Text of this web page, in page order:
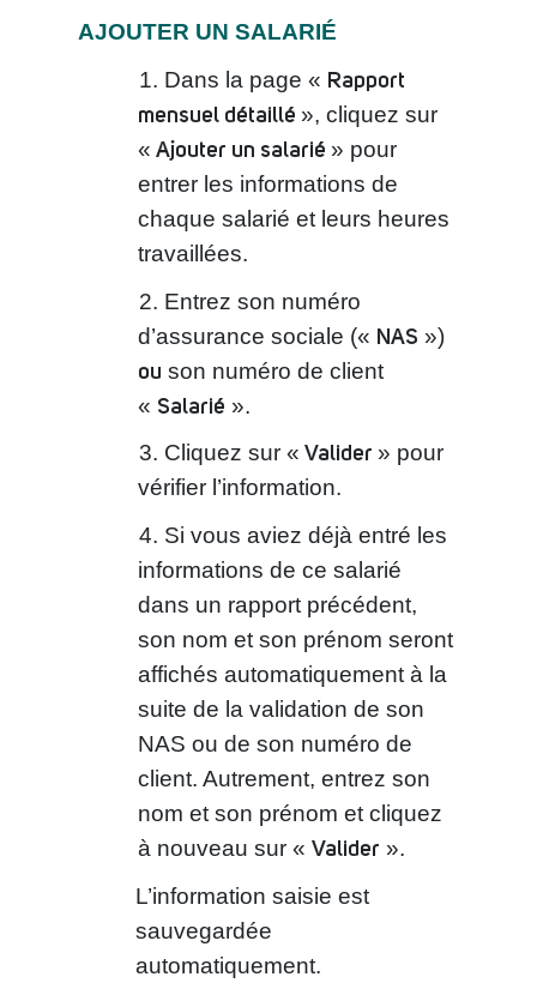
AJOUTER UN SALARIÉ
Dans la page « Rapport
mensuel détaillé », cliquez sur
«Ajouter un salarié » pour
entrer les informations de
chaque salarié et leurs heures
travaillées.
Entrez son numéro
d’assurance sociale (« NAS »)
ou son numéro de client
« Salarié ».
Cliquez sur « Valider » pour
vérifier l’information.
Si vous aviez déjà entré les
informations de ce salarié
dans un rapport précédent,
son nom et son prénom seront
affichés automatiquement à la
suite de la validation de son
NAS ou de son numéro de
client. Autrement, entrez son
nom et son prénom et cliquez
à nouveau sur «Valider ».
L’information saisie est
sauvegardée
automatiquement.